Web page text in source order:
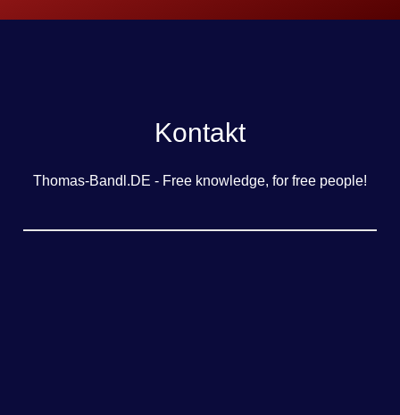
Kontakt
Thomas-Bandl.DE - Free knowledge, for free people!